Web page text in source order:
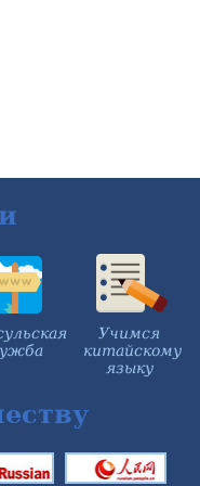
Учимся
китайскому
языку